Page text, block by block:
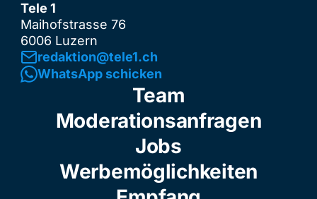
Tele 1
Maihofstrasse 76
6006 Luzern
redaktion@tele1.ch
WhatsApp schicken
Team
Moderationsanfragen
Jobs
Werbemöglichkeiten